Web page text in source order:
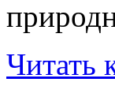
Читать